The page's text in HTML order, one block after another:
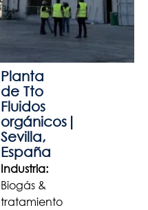
Planta
de Tto
Fluidos
orgánicos|
Sevilla,
España
Industria:
Biogás &
tratamiento